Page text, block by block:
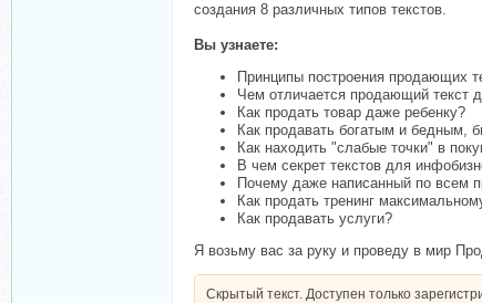
создания 8 различных типов текстов.
Вы узнаете:
Принципы построения продающих
Чем отличается продающий текст
Как продать товар даже ребенку?
Как продавать богатым и бедным,
Как находить "слабые точки" в
В чем секрет текстов для
Почему даже написанный по всем
Как продать тренинг
Как продавать услуги?
Я возьму вас за руку и проведу в мир
Скрытый текст. Доступен только